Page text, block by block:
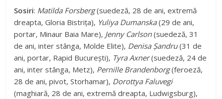
Sosiri: Matilda Forsberg(suedeză, 28 de ani, extremă
dreapta, Gloria Bistrița), Yuliya Dumanska(29 de ani,
portar, Minaur Baia Mare), Jenny Carlson(suedeză, 31
de ani, inter stânga, Molde Elite), Denisa Șandru(31 de
ani, portar, Rapid București), Tyra Axner(suedeză, 24 de
ani, inter stânga, Metz), Pernille Brandenborg(feroeză,
28 de ani, pivot, Storhamar), Dorottya Faluvegi
(maghiară, 28 de ani, extremă dreapta, Ludwigsburg),